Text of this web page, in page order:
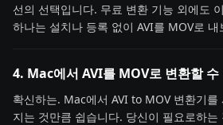
선의 선택입니다. 무료 변환 기능 외에도
하나는 설치나 등록 없이 AVI를 MOV로
4. Mac에서 AVI를 MOV로 변환할 수
확신하는. Mac에서 AVI to MOV 변환기를
지는 것만큼 쉽습니다. 당신이 필요로하는